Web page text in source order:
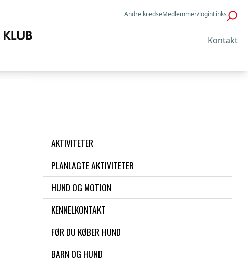
Andre kredseMedlemmer/loginLinks
Kontakt
AKTIVITETER
PLANLAGTE AKTIVITETER
HUND OG MOTION
KENNELKONTAKT
FØR DU KØBER HUND
BARN OG HUND